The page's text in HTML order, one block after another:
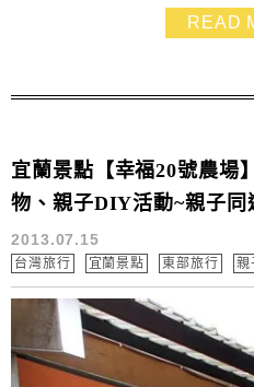
有知識性、更好玩！ 而且
氏是業界唯一公開完整製程.
http://www.brands.com.tw...
READ
宜蘭景點【幸福20號農場
物、親子DIY活動~親子同
2013.07.15
台灣旅行 宜蘭景點 東部旅行 親